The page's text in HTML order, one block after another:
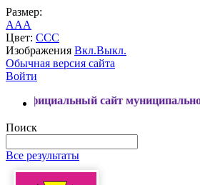
Размер:
AAA
Цвет: CCC
Изображения Вкл.Выкл.
Обычная версия сайта
Войти
сайт муниципального
Поиск
Все результаты